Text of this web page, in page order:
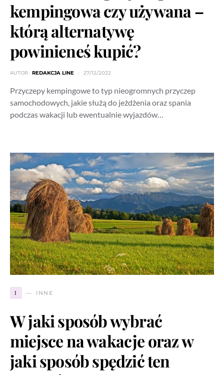
kempingowa czy używana –
którą alternatywę
powinieneś kupić?
AUTOR REDAKCJA LINE 27/12/2022
Przyczepy kempingowe to typ nieogromnych przyczep
samochodowych, jakie służą do jeżdżenia oraz spania
podczas wakacji lub ewentualnie wyjazdów…
I INNE
W jaki sposób wybrać
miejsce na wakacje oraz w
jaki sposób spędzić ten